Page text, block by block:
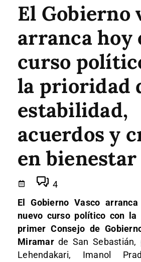
El Gobierno
arranca hoy
curso
la prioridad
estabilidad,
acuerdos y
en bienestar
4
El Gobierno Vasco
nuevo curso político con la
primer Consejo de
Miramarde San Sebastián,
Lehendakari, Imanol